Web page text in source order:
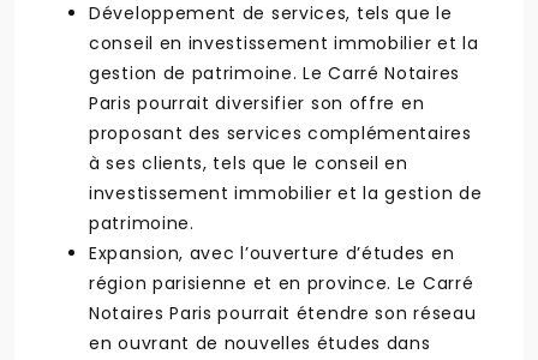
Développement de services, tels que le
conseil en investissement immobilier et la
gestion de patrimoine. Le Carré Notaires
Paris pourrait diversifier son offre en
proposant des services complémentaires
à ses clients, tels que le conseil en
investissement immobilier et la gestion de
patrimoine.
Expansion, avec l’ouverture d’études en
région parisienne et en province. Le Carré
Notaires Paris pourrait étendre son réseau
en ouvrant de nouvelles études dans